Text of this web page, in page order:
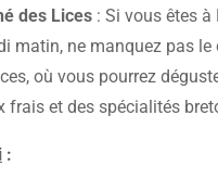
des Lices : Si vous êtes à
matin, ne manquez pas le
où vous pourrez
frais et des spécialités
: